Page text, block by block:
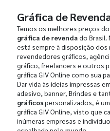
Gráfica de
Temos os melhores preços
gráfica de revenda do
está sempre à disposição
revendedores gráficos,
gráfico, freelancers e outros
gráfica GIV Online como sua
Dar vida às ideias impressas
adesivo, banner, Brindes e
gráficospersonalizados, é
gráfica GIV Online, visto que
inúmeras empresas e